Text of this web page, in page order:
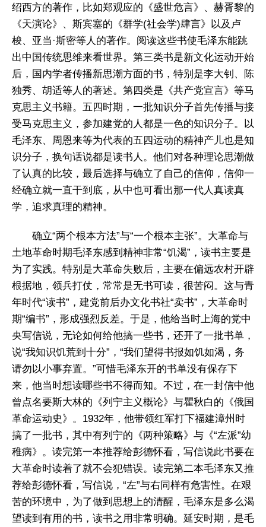
绍西方的著作，比如郑观应的《盛世危言》、赫胥黎的
《天演论》、斯宾塞的《群学(社会学)肆言》以及卢
梭、亚当·斯密等人的著作。阅读这些书使毛泽东能跳
出中国传统思维来看世界。第三类书是新文化运动开始
后，国内学者传播新思潮方面的书，特别是李大钊、陈
独秀、胡适等人的著述。第四类是《共产党宣言》等马
克思主义书籍。五四时期，一批知识分子首先传播与接
受马克思主义，参加建党的人都是一色的知识分子。以
毛泽东、周恩来等为代表的五四运动的精神产儿也是知
识分子，换句话说都是读书人。他们对各种理论思潮做
了认真的比较，最后选择与确立了自己的信仰，信仰一
经确立就一直干到底，从中也可看出那一代人真读真
学，追求真理的精神。
确立“两个根本方法”与“一个根本主张”。大革命与
土地革命时期毛泽东感到精神非常“饥渴”，读书主要是
为了实践。特别是大革命失败后，主要在偏远农村开辟
根据地，领兵打仗，常常是无书可读，很苦闷。这与青
年时代“读书”，建党前后办文化书社“卖书”，大革命时
期“编书”，形成强烈反差。于是，他给当时上海的党中
央写信说，无论如何给他搞一些书，还开了一批书单，
说“我知识饥荒到十分”，“我们望得书报如饥如渴，务
请勿以小事弃置。”可惜毛泽东开的书单没有保存下
来，他当时想读哪些书不得而知。不过，在一封信中他
曾点名要斯大林的《列宁主义概论》与瞿秋白的《俄国
革命运动史》。1932年，他带领红军打下福建漳州时
搞了一批书，其中有列宁的《两种策略》与《“左派”幼
稚病》。读完第一本推荐给彭德怀看，写信说此书要在
大革命时读着了就不会犯错误。读完第二本毛泽东又推
荐给彭德怀看，写信说，“左”与右同样有危害性。在艰
苦的环境中，为了做到思想上的清醒，毛泽东是多么渴
望读到有用的书，读书之用非常明确。延安时期，是毛